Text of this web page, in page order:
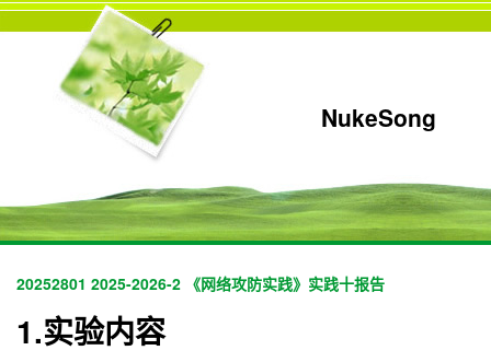
NukeSong
20252801 2025-2026-2 《网络攻防实践》实践十报告
1.实验内容